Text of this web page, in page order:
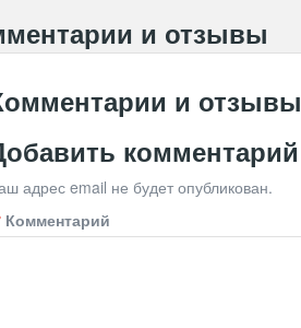
и отзывы
и отзывы
комментарий
адрес email не будет опубликован.
Комментарий